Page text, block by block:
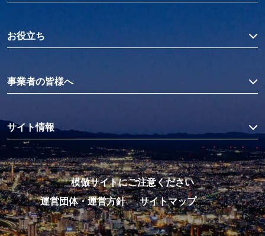
お役立ち
事業者の皆様へ
サイト情報
模倣サイトにご注意ください
運営団体・運営方針
サイトマップ